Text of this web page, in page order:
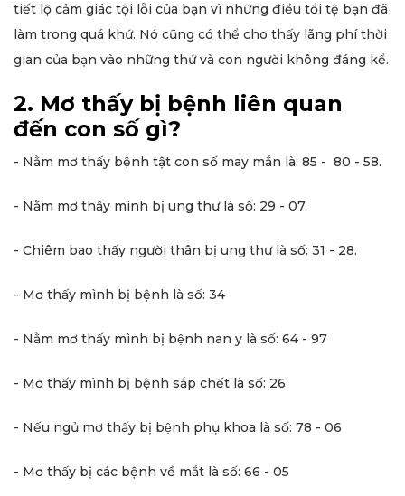
tiết lộ cảm giác tội lỗi của bạn vì những điều tồi tệ bạn đã
làm trong quá khứ. Nó cũng có thể cho thấy lãng phí thời
gian của bạn vào những thứ và con người không đáng kể.
2. Mơ thấy bị bệnh liên quan
đến con số gì?
- Nằm mơ thấy bệnh tật con số may mắn là: 85 - 80 - 58.
- Nằm mơ thấy mình bị ung thư là số: 29 - 07.
- Chiêm bao thấy người thân bị ung thư là số: 31 - 28.
- Mơ thấy mình bị bệnh là số: 34
- Nằm mơ thấy mình bị bệnh nan y là số: 64 - 97
- Mơ thấy mình bị bệnh sắp chết là số: 26
- Nếu ngủ mơ thấy bị bệnh phụ khoa là số: 78 - 06
- Mơ thấy bị các bệnh về mắt là số: 66 - 05